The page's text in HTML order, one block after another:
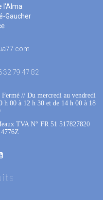
l'Alma
Gaucher
32 79 47 82
// Du mercredi au vendredi
h 00 à 12 h 30 et de 14 h 00 à 18
TVA N° FR 51 517827820